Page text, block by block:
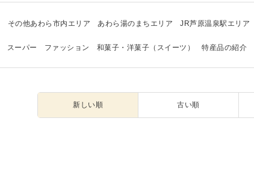
その他あわら市内エリア あわら湯のまちエリア JR芦原温泉駅エリア
スーパー ファッション 和菓子・洋菓子（スイーツ） 特産品の紹介
新しい順 古い順